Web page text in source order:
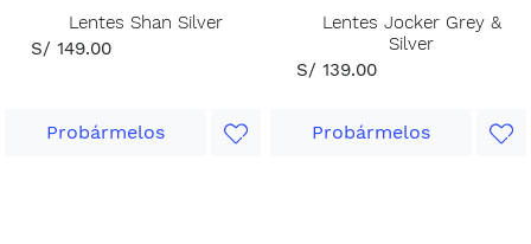
Lentes Shan Silver
S/ 149.00
Probármelos
Lentes Jocker Grey &
Silver
S/ 139.00
Probármelos